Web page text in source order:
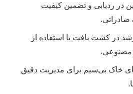
در ردیابی و تضمین کیفیت
در کشت بافت با استفاده از
مصنوعی.
خاک بی‌سیم برای مدیریت دقیق